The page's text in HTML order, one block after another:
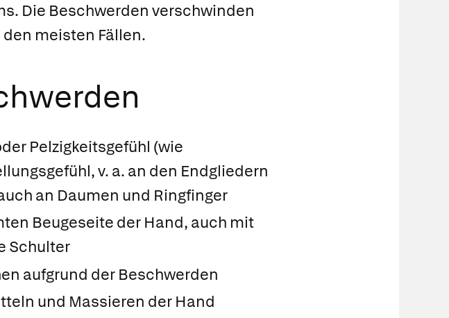
Die Beschwerden verschwinden
meisten Fällen.
Pelzigkeitsgefühl (wie
v. a. an den Endgliedern
an Daumen und Ringfinger
Beugeseite der Hand, auch mit
Schulter
aufgrund der Beschwerden
und Massieren der Hand